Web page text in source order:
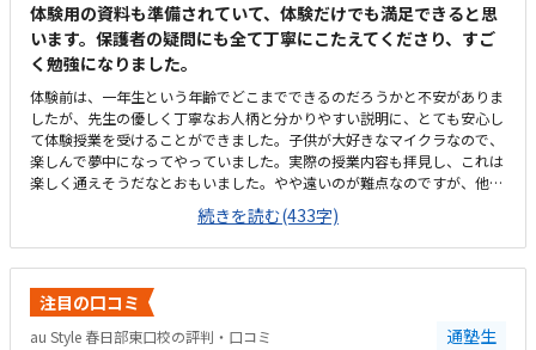
体験用の資料も準備されていて、体験だけでも満足できると思
います。保護者の疑問にも全て丁寧にこたえてくださり、すご
く勉強になりました。
体験前は、一年生という年齢でどこまでできるのだろうかと不安がありま
したが、先生の優しく丁寧なお人柄と分かりやすい説明に、とても安心し
て体験授業を受けることができました。子供が大好きなマイクラなので、
楽しんで夢中になってやっていました。実際の授業内容も拝見し、これは
楽しく通えそうだなとおもいました。やや遠いのが難点なのですが、他の
生徒さんも遠くから通われてる方が多いようで、通いにくさがあっても通
わせたい教室の良さがあるのだろうなと感じました。教室は広くて、綺麗
でした。自習環境も整っていて、仕切られてもいるけれど、目が届くよう
な開放的な作りでもあり、考えられた環境だなと感じました。他のプログ
ラミング教室は月2回のところが多かったので、月謝としてみるとやや高
いようにも見受けられましたが、先生がつきっきりで教えてくださるの
で、内容から考えると安いのではと思いました。達成感を感じられるよう
続きを読む(433字)
注目の口コミ
au Style 春日部東口校の評判・口コミ 通塾生